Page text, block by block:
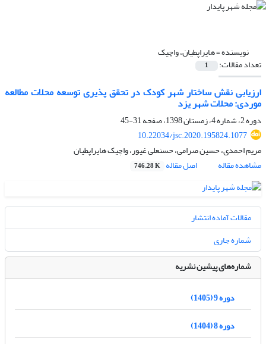
نویسنده =هایراپطیان، واچیک
تعداد مقالات: 1
ارزیابی نقش ساختار شهر کودک در تحقق‌ پذیری توسعه محلات مطالعه
موردی: محلات شهر یزد
دوره 2، شماره 4، زمستان 1398، صفحه
31-45
10.22034/jsc.2020.195824.1077
مریم احمدی، حسین صرامی، حسنعلی غیور، واچیک هایراپطیان
مشاهده مقاله
اصل مقاله 746.28 K
مقالات آماده انتشار
شماره جاری
شماره‌های پیشین نشریه
دوره 9 (1405)
دوره 8 (1404)